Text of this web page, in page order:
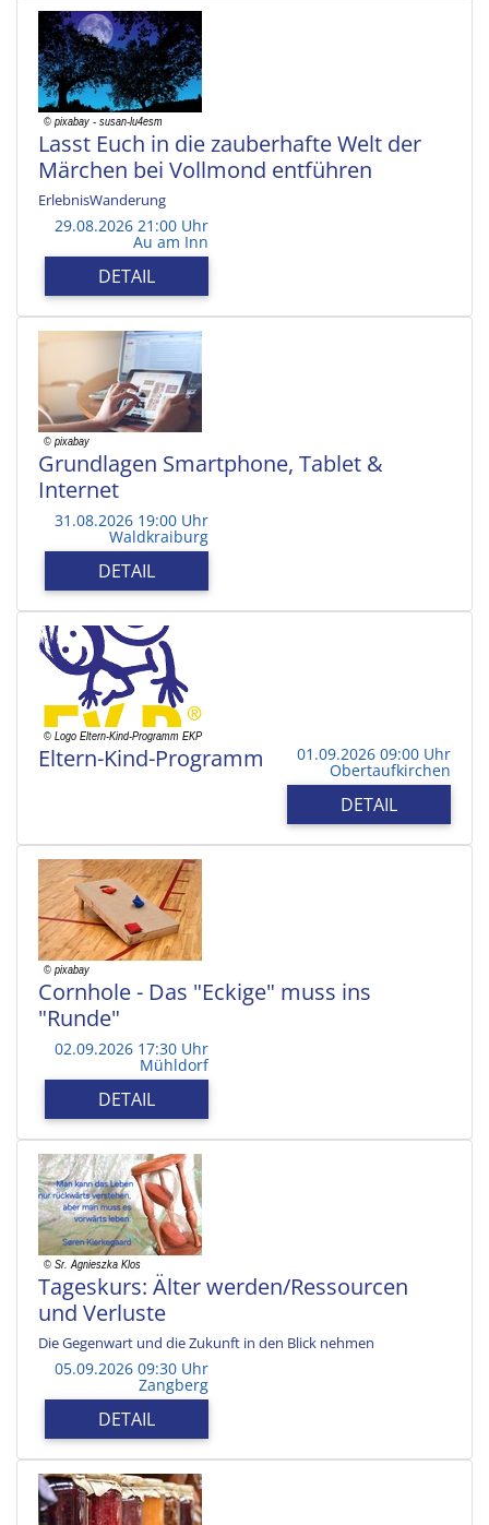
Lasst Euch in die zauberhafte Welt der
Märchen bei Vollmond entführen
ErlebnisWanderung
29.08.2026 21:00 Uhr
Au am Inn
DETAIL
Grundlagen Smartphone, Tablet &
Internet
31.08.2026 19:00 Uhr
Waldkraiburg
DETAIL
Eltern-Kind-Programm 01.09.2026 09:00 Uhr
Obertaufkirchen
DETAIL
Cornhole - Das "Eckige" muss ins
"Runde"
02.09.2026 17:30 Uhr
Mühldorf
DETAIL
Tageskurs: Älter werden/Ressourcen
und Verluste
Die Gegenwart und die Zukunft in den Blick nehmen
05.09.2026 09:30 Uhr
Zangberg
DETAIL